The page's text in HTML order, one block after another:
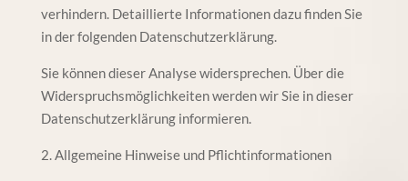
verhindern. Detaillierte Informationen dazu finden Sie
in der folgenden Datenschutzerklärung.
Sie können dieser Analyse widersprechen. Über die
Widerspruchsmöglichkeiten werden wir Sie in dieser
Datenschutzerklärung informieren.
2. Allgemeine Hinweise und Pflichtinformationen